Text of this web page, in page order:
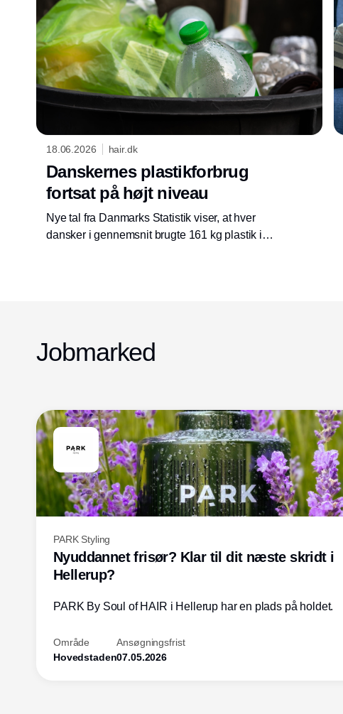
18.06.2026 hair.dk
Danskernes plastikforbrug
fortsat på højt niveau
Nye tal fra Danmarks Statistik viser, at hver
dansker i gennemsnit brugte 161 kg plastik i
Jobmarked
PARK Styling
Nyuddannet frisør? Klar til dit næste skridt i
Hellerup?
PARK By Soul of HAIR i Hellerup har en plads på holdet.
Område
Hovedstaden
Ansøgningsfrist
07.05.2026